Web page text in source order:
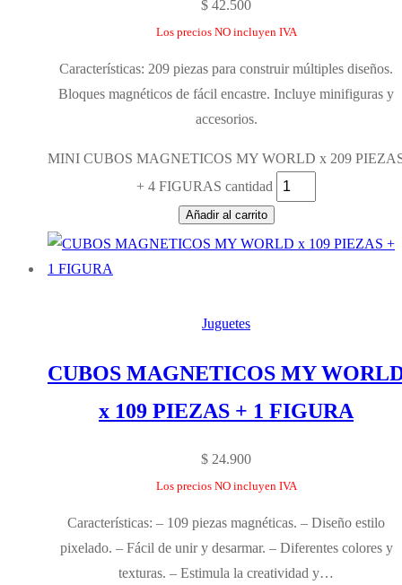
$ 42.500
Los precios NO incluyen IVA
Características: 209 piezas para construir múltiples diseños.
Bloques magnéticos de fácil encastre. Incluye minifiguras y
accesorios.
MINI CUBOS MAGNETICOS MY WORLD x 209
+ 4 FIGURAS cantidad
Añadir al carrito
Juguetes
CUBOS MAGNETICOS MY
x 109 PIEZAS + 1 FIGURA
$ 24.900
Los precios NO incluyen IVA
Características: – 109 piezas magnéticas. – Diseño estilo
pixelado. – Fácil de unir y desarmar. – Diferentes colores y
texturas. – Estimula la creatividad y…